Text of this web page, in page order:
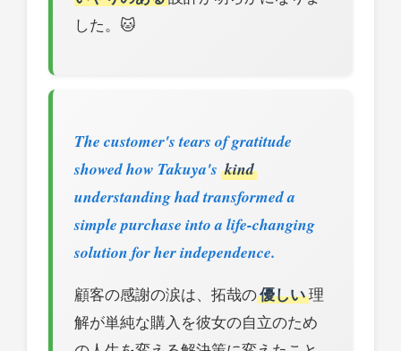
した。🐱
The customer's tears of gratitude
showed how Takuya's kind
understanding had transformed a
simple purchase into a life-changing
solution for her independence.
顧客の感謝の涙は、拓哉の優しい理
解が単純な購入を彼女の自立のため